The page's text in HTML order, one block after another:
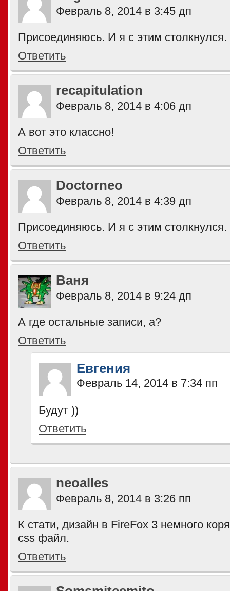
Февраль 8, 2014 в 3:45 дп
Присоединяюсь. И я с этим столкнулся.
Ответить
recapitulation
Февраль 8, 2014 в 4:06 дп
А вот это классно!
Ответить
Doctorneo
Февраль 8, 2014 в 4:39 дп
Присоединяюсь. И я с этим столкнулся.
Ответить
Ваня
Февраль 8, 2014 в 9:24 дп
А где остальные записи, а?
Ответить
Евгения
Февраль 14, 2014 в 7:34 пп
Будут ))
Ответить
neoalles
Февраль 8, 2014 в 3:26 пп
К стати, дизайн в FireFox 3 немного
css файл.
Ответить